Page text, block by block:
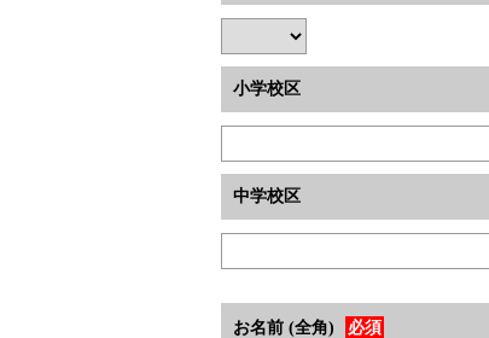
小学校区
中学校区
お名前 (全角) 必須